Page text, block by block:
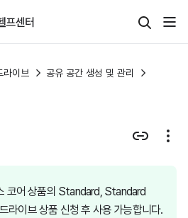
라이브
공유 공간 생성 및 관리
코어 상품의 Standard, Standard
라이브 상품 신청 후 사용 가능합니다.